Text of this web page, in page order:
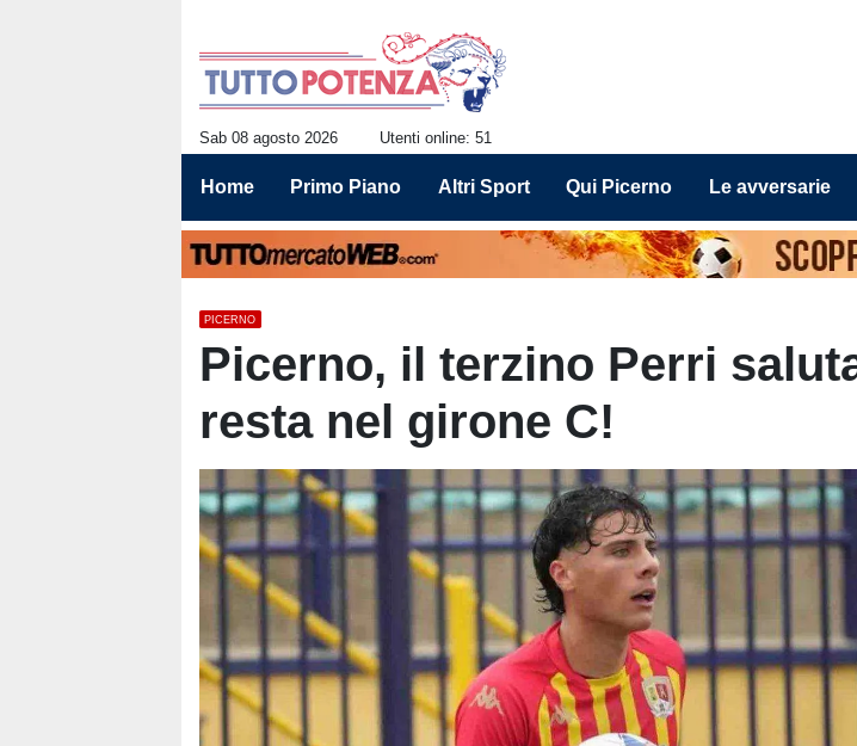
Sab 08 agosto 2026 Utenti online: 51
Home Primo Piano Altri Sport Qui Picerno Le avversarie
PICERNO
Picerno, il terzino Perri
resta nel girone C!